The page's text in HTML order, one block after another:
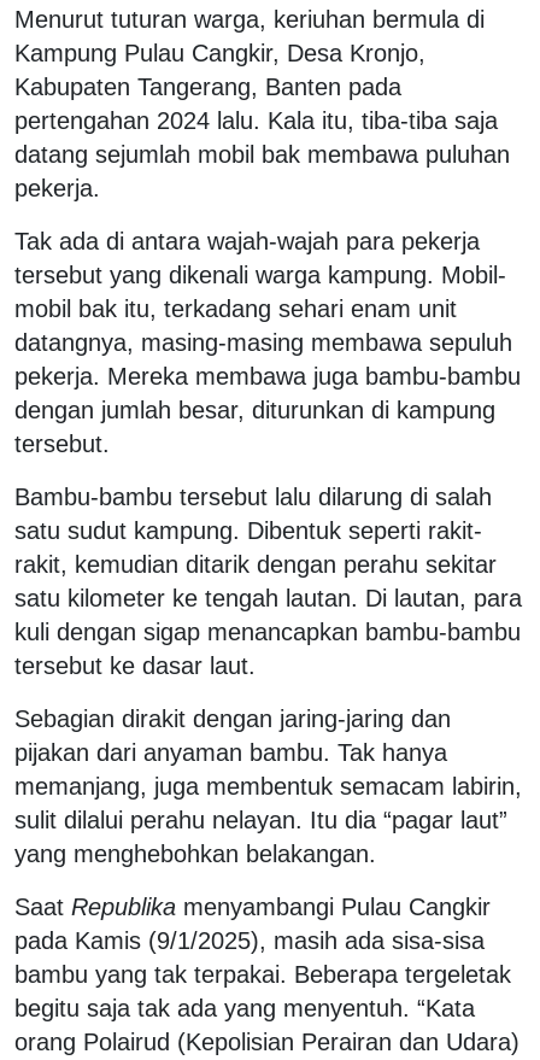
Menurut tuturan warga, keriuhan bermula di
Kampung Pulau Cangkir, Desa Kronjo,
Kabupaten Tangerang, Banten pada
pertengahan 2024 lalu. Kala itu, tiba-tiba saja
datang sejumlah mobil bak membawa puluhan
pekerja.
Tak ada di antara wajah-wajah para pekerja
tersebut yang dikenali warga kampung. Mobil-
mobil bak itu, terkadang sehari enam unit
datangnya, masing-masing membawa sepuluh
pekerja. Mereka membawa juga bambu-bambu
dengan jumlah besar, diturunkan di kampung
tersebut.
Bambu-bambu tersebut lalu dilarung di salah
satu sudut kampung. Dibentuk seperti rakit-
rakit, kemudian ditarik dengan perahu sekitar
satu kilometer ke tengah lautan. Di lautan, para
kuli dengan sigap menancapkan bambu-bambu
tersebut ke dasar laut.
Sebagian dirakit dengan jaring-jaring dan
pijakan dari anyaman bambu. Tak hanya
memanjang, juga membentuk semacam labirin,
sulit dilalui perahu nelayan. Itu dia “pagar laut”
yang menghebohkan belakangan.
Saat Republika menyambangi Pulau Cangkir
pada Kamis (9/1/2025), masih ada sisa-sisa
bambu yang tak terpakai. Beberapa tergeletak
begitu saja tak ada yang menyentuh. “Kata
orang Polairud (Kepolisian Perairan dan Udara)